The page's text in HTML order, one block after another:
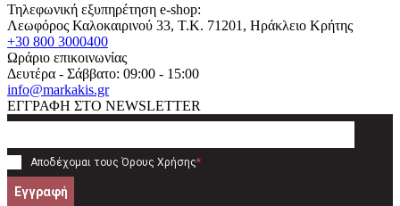
Τηλεφωνική εξυπηρέτηση e-shop:
Λεωφόρος Καλοκαιρινού 33, T.K. 71201 , Ηράκλειο Κρήτης
+30 800 3000400
Ωράριο επικοινωνίας
Δευτέρα - Σάββατο: 09:00 - 15:00
info@markakis.gr
ΕΓΓΡΑΦΗ ΣΤΟ NEWSLETTER
Αποδέχομαι τους Όρους Χρήσης*
Εγγραφή